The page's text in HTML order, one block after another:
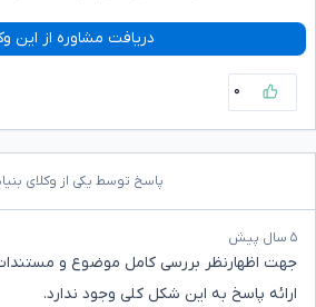
دریافت مشاوره از این
۰
پاسخ توسط یکی از وکلای
۵ سال پیش
جهت اظهارنظر بررسی کامل موضوع و
ارائه پاسخ به این شکل کلی وجود ندارد.